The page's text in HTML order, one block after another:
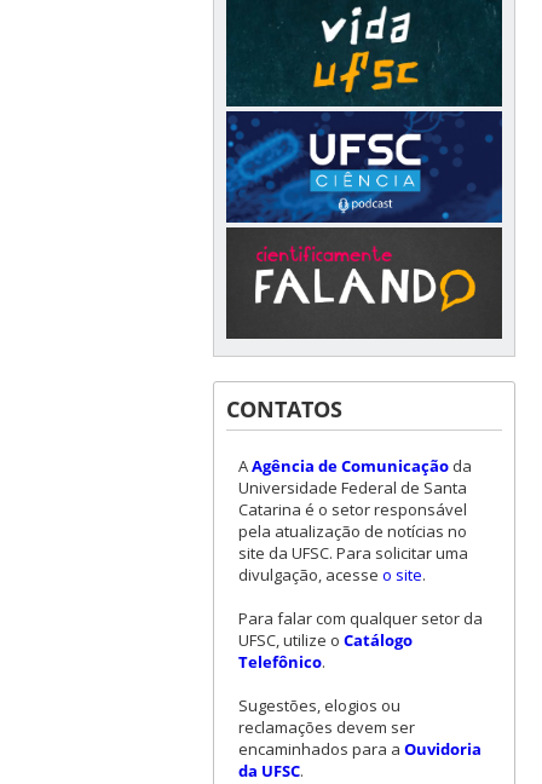
CONTATOS
AAgência de Comunicaçãoda
Universidade Federal de Santa
Catarina é o setor responsável
pela atualização de notícias no
site da UFSC. Para solicitar uma
divulgação, acesse o site.
Para falar com qualquer setor da
UFSC, utilize o Catálogo
Telefônico.
Sugestões, elogios ou
reclamações devem ser
encaminhados para a Ouvidoria
da UFSC.